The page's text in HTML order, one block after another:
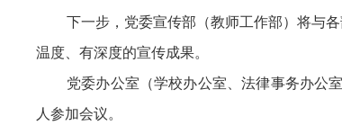
下一步，党委宣传部（教师工作部）将与
温度、有深度的宣传成果。
党委办公室（学校办公室、法律事务办公
人参加会议。